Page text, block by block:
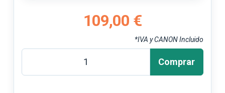
109,00 €
*IVA y CANON Incluido
Comprar